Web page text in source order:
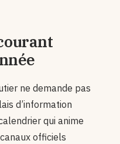
ne demande pas
d’information
qui anime
officiels